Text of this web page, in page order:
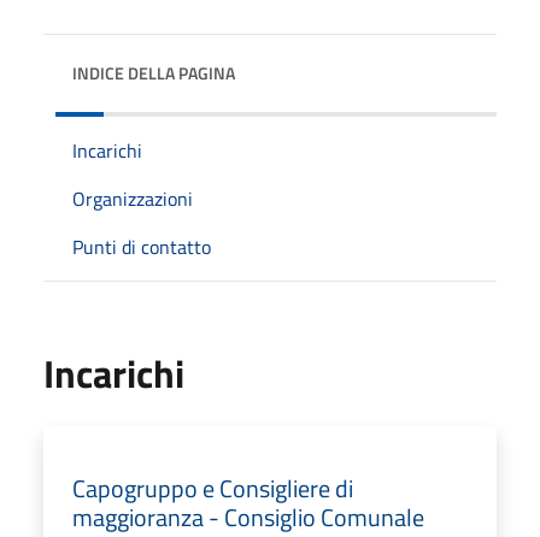
INDICE DELLA PAGINA
Incarichi
Organizzazioni
Punti di contatto
Incarichi
Capogruppo e Consigliere di
maggioranza - Consiglio Comunale